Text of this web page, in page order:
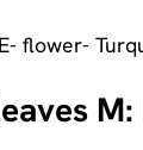
flower-